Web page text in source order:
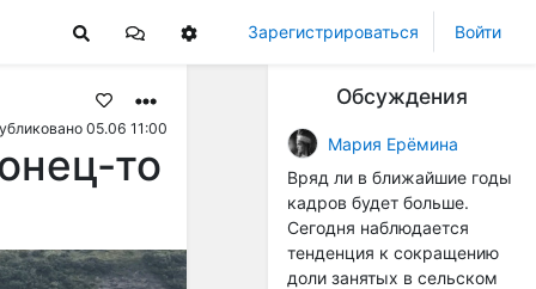
Зарегистрироваться Войти
05.06 11:00
то
Обсуждения
Мария Ерёмина
Вряд ли в ближайшие годы
кадров будет больше.
Сегодня наблюдается
тенденция к сокращению
доли занятых в сельском